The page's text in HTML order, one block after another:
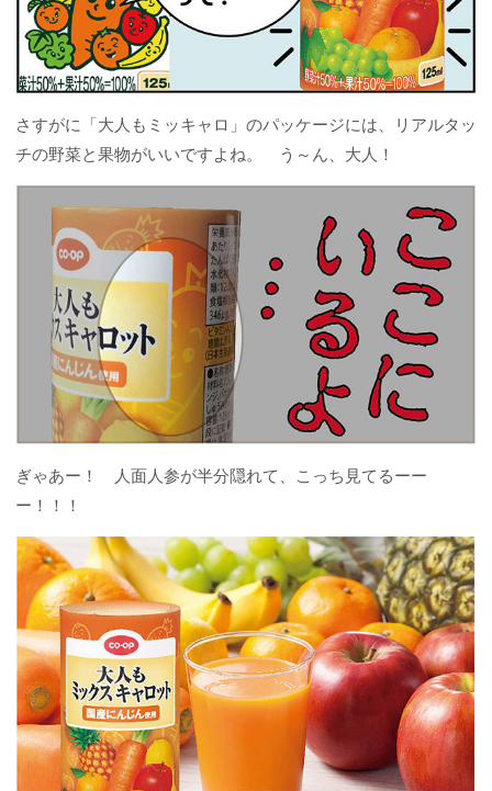
さすがに「大人もミッキャロ」のパッケージには、リアルタッ
チの野菜と果物がいいですよね。 う～ん、大人！
ぎゃあー！ 人面人参が半分隠れて、こっち見てるーー
ー！！！